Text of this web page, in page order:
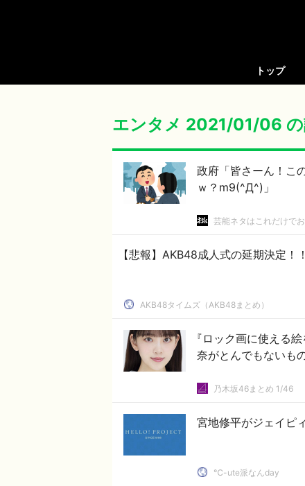
トップ
エンタメ 2021/01/06 の
政府「皆さーん！こ
ｗ？m9(^Д^)」
芸能ネタはこれだけでお
【悲報】AKB48成人式の延期決定！
AKB48タイムズ（AKB48まとめ）
『ロック画に使える
奈がとんでもないも
乃木坂46まとめ 1/46
宮地修平がジェイピ
℃-ute派なんday